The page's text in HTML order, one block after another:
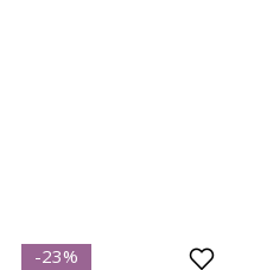
-23%